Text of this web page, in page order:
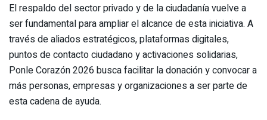
El respaldo del sector privado y de la ciudadanía vuelve a
ser fundamental para ampliar el alcance de esta iniciativa. A
través de aliados estratégicos, plataformas digitales,
puntos de contacto ciudadano y activaciones solidarias,
Ponle Corazón 2026 busca facilitar la donación y convocar a
más personas, empresas y organizaciones a ser parte de
esta cadena de ayuda.